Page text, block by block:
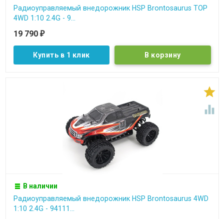
Радиоуправляемый внедорожник HSP Brontosaurus TOP
4WD 1:10 2.4G - 9...
19 790 ₽
Купить в 1 клик


В наличии
Радиоуправляемый внедорожник HSP Brontosaurus 4WD
1:10 2.4G - 94111...